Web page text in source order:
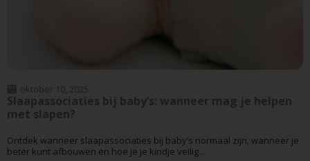
Slaapassociaties bij baby’s: wanneer mag je helpen
met slapen?
oktober 10, 2025
Ontdek wanneer slaapassociaties bij baby’s normaal zijn, wanneer je
beter kunt afbouwen en hoe je je kindje veilig...